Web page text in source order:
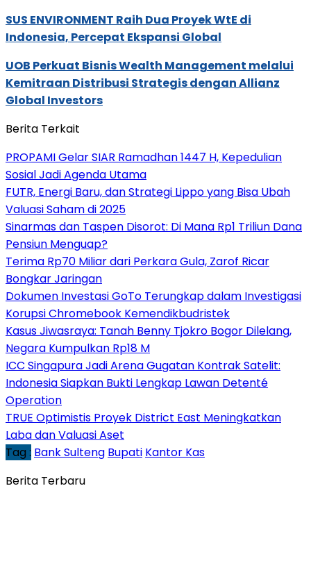
SUS ENVIRONMENT Raih Dua Proyek WtE di
Indonesia, Percepat Ekspansi Global
UOB Perkuat Bisnis Wealth Management melalui
Kemitraan Distribusi Strategis dengan Allianz
Global Investors
Berita Terkait
PROPAMI Gelar SIAR Ramadhan 1447 H, Kepedulian
Sosial Jadi Agenda Utama
FUTR, Energi Baru, dan Strategi Lippo yang Bisa Ubah
Valuasi Saham di 2025
Sinarmas dan Taspen Disorot: Di Mana Rp1 Triliun Dana
Pensiun Menguap?
Terima Rp70 Miliar dari Perkara Gula, Zarof Ricar
Bongkar Jaringan
Dokumen Investasi GoTo Terungkap dalam Investigasi
Korupsi Chromebook Kemendikbudristek
Kasus Jiwasraya: Tanah Benny Tjokro Bogor Dilelang,
Negara Kumpulkan Rp18 M
ICC Singapura Jadi Arena Gugatan Kontrak Satelit:
Indonesia Siapkan Bukti Lengkap Lawan Detenté
Operation
TRUE Optimistis Proyek District East Meningkatkan
Laba dan Valuasi Aset
Tag : Bank Sulteng Bupati Kantor Kas
Berita Terbaru